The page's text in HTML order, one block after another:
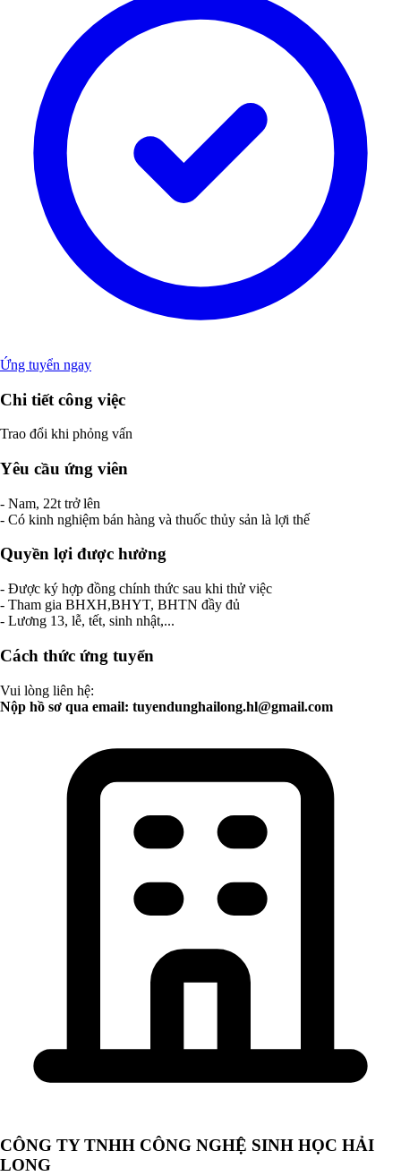
Ứng tuyển ngay
Chi tiết công việc
Trao đổi khi phỏng vấn
Yêu cầu ứng viên
- Nam, 22t trở lên
- Có kinh nghiệm bán hàng và thuốc thủy sản là lợi thế
Quyền lợi được hưởng
- Được ký hợp đồng chính thức sau khi thử việc
- Tham gia BHXH,BHYT, BHTN đầy đủ
- Lương 13, lễ, tết, sinh nhật,...
Cách thức ứng tuyển
Vui lòng liên hệ:
Nộp hồ sơ qua email: tuyendunghailong.hl@gmail.com
CÔNG TY TNHH CÔNG NGHỆ SINH HỌC HẢI
LONG